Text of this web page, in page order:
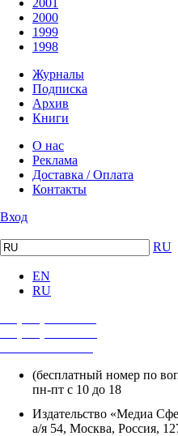
2001
2000
1999
1998
Журналы
Подписка
Архив
Книги
О нас
Реклама
Доставка / Оплата
Контакты
Вход
RU
EN
RU
(бесплатный номер по
пн-пт с 10 до 18
Издательство «Медиа
а/я 54, Москва, Россия,